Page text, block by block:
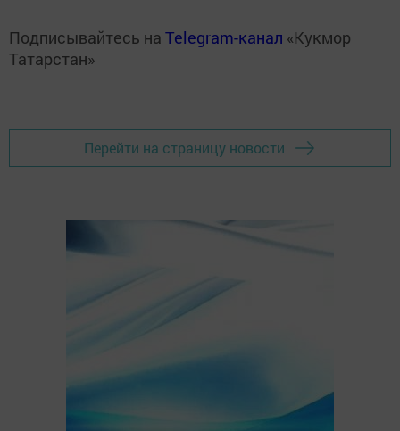
Подписывайтесь на Telegram-канал «Кукмор
Татарстан»
Перейти на страницу новости